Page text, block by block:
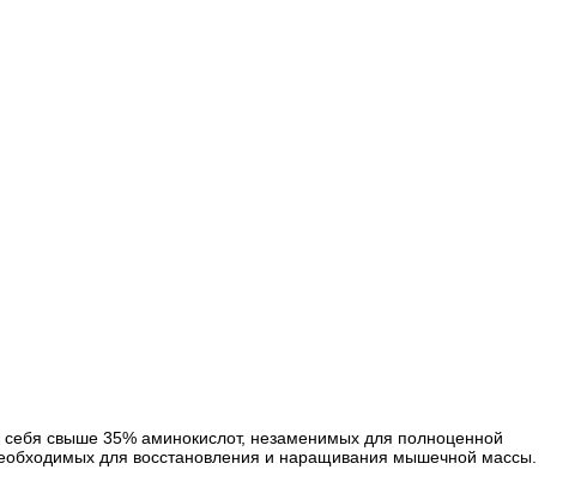
себя свыше 35% аминокислот, незаменимых для полноценной
для восстановления и наращивания мышечной массы.